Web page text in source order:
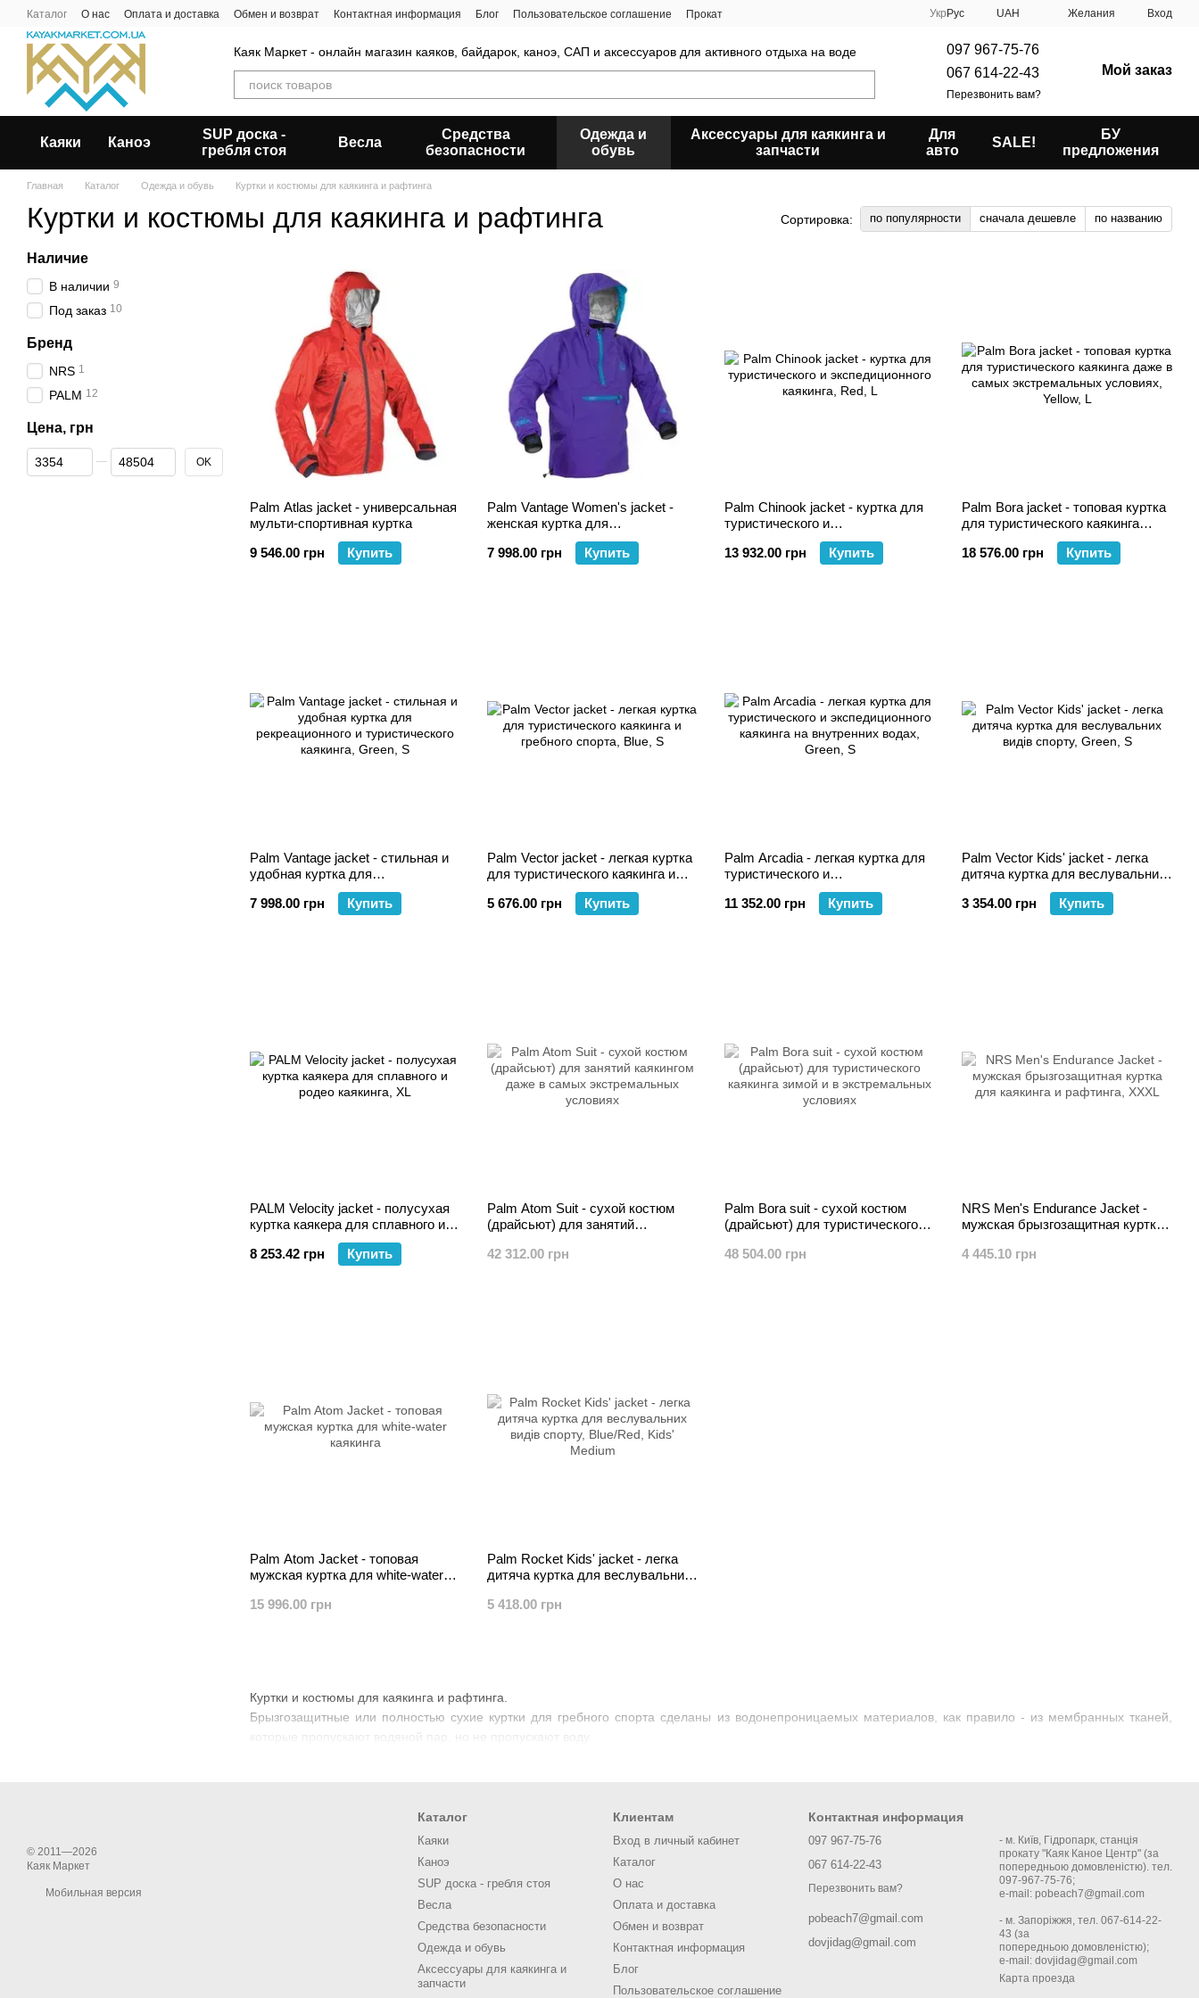
Перейти к основному контенту
Каталог О нас Оплата и доставка Обмен и возврат Контактная информация Блог Пользовательское соглашение Прокат Укр Рус UAH Желания Вход
Каяк Маркет - онлайн магазин каяков, байдарок, каноэ, САП и аксессуаров для активного отдыха на воде
097 967-75-76
067 614-22-43
Перезвонить вам?
Мой заказ
Каяки Каноэ
SUP доска -
гребля стоя
Весла
Средства
безопасности
Одежда и
обувь
Аксессуары для каякинга и
запчасти
Для
авто
SALE!
БУ
предложения
Главная Каталог Одежда и обувь Куртки и костюмы для каякинга и рафтинга
Куртки и костюмы для каякинга и рафтинга Сортировка: по популярности сначала дешевле по названию
Куртки и костюмы для каякинга и рафтинга.
Брызгозащитные или полностью сухие куртки для гребного спорта сделаны из водонепроницаемых материалов, как правило - из мембранных тканей,
Palm Atlas jacket - универсальная
мульти-спортивная куртка
9 546.00 грн
Купить
Palm Vantage Women's jacket -
женская куртка для
туристического каякинга
7 998.00 грн
Купить
Palm Chinook jacket - куртка для
туристического и
экспедиционного каякинга
13 932.00 грн
Купить
Palm Bora jacket - топовая куртка
для туристического каякинга
даже в самых экстремальных
условиях
18 576.00 грн Купить
Palm Vantage jacket - стильная и
удобная куртка для
рекреационного и туристического
каякинга
7 998.00 грн Купить
Palm Vector jacket - легкая куртка
для туристического каякинга и
гребного спорта
5 676.00 грн
Купить
Palm Arcadia - легкая куртка для
туристического и
экспедиционного каякинга на
внутренних водах
11 352.00 грн Купить
Palm Vector Kids' jacket - легка
дитяча куртка для веслувальних
3 354.00 грн
Купить
PALM Velocity jacket - полусухая
куртка каякера для сплавного и
родео каякинга
8 253.42 грн
Купить
Palm Atom Suit - сухой костюм
(драйсьют) для занятий
экстремальных условиях
42 312.00 грн
Palm Bora suit - сухой костюм
(драйсьют) для туристического
экстремальных условиях
48 504.00 грн
NRS Men's Endurance Jacket -
мужская брызгозащитная куртка
4 445.10 грн
Palm Atom Jacket - топовая
мужская куртка для white-water
15 996.00 грн
Palm Rocket Kids' jacket - легка
дитяча куртка для веслувальних
5 418.00 грн
Наличие
В наличии 9
Под заказ 10
Бренд
NRS 1
PALM 12
Цена, грн
От Цена, грн
До Цена, грн OK
© 2011—2026
Каяк Маркет
Мобильная версия
Каталог
Каяки
Каноэ
SUP доска - гребля стоя
Весла
Средства безопасности
Одежда и обувь
Аксессуары для каякинга и
запчасти
Клиентам
Вход в личный кабинет
Каталог
О нас
Оплата и доставка
Обмен и возврат
Контактная информация
Блог
Пользовательское соглашение
Контактная информация
097 967-75-76
067 614-22-43
Перезвонить вам?
pobeach7@gmail.com
dovjidag@gmail.com
- м. Київ, Гідропарк, станція
прокату "Каяк Каное Центр" (за
попередньою домовленістю). тел.
097-967-75-76;
e-mail: pobeach7@gmail.com
- м. Запоріжжя, тел. 067-614-22-
43 (за
попередньою домовленістю);
e-mail: dovjidag@gmail.com
Карта проезда